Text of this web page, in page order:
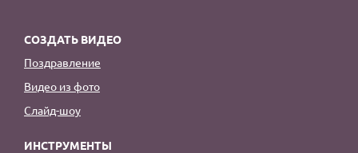
СОЗДАТЬ ВИДЕО
Поздравление
Видео из фото
Слайд-шоу
ИНСТРУМЕНТЫ